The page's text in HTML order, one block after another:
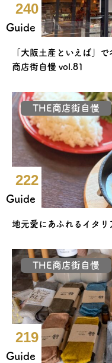
240
Guide
「大阪土産といえば」
商店街自慢 vol.81
THE商店街自慢
222
Guide
地元愛にあふれるイタ
THE商店街自慢
219
Guide